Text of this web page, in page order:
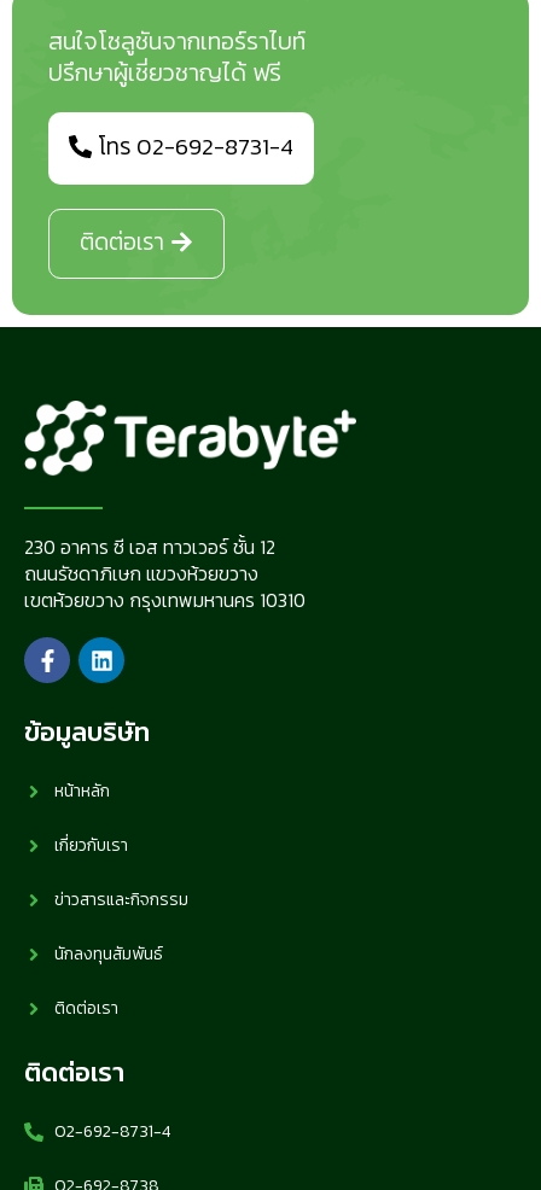
สนใจโซลูชันจากเทอร์ราไบท์
ปรึกษาผู้เชี่ยวชาญได้ ฟรี
โทร 02-692-8731-4
ติดต่อเรา
230 อาคาร ซี เอส ทาวเวอร์ ชั้น 12
ถนนรัชดาภิเษก แขวงห้วยขวาง
เขตห้วยขวาง กรุงเทพมหานคร 10310
ข้อมูลบริษัท
หน้าหลัก
เกี่ยวกับเรา
ข่าวสารและกิจกรรม
นักลงทุนสัมพันธ์
ติดต่อเรา
ติดต่อเรา
02-692-8731-4